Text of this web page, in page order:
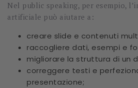
Nel public speaking, per esempio,
artificiale può aiutare a:
creare slide e contenuti
raccogliere dati, esempi e
migliorare la struttura di un
correggere testi e
presentazione;